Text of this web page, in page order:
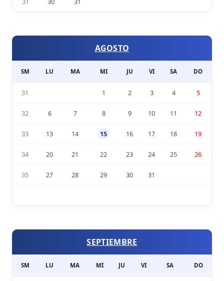
AGOSTO
SM LU MA MI JU VI SA DO
31 1 2 3 4 5
32 6 7 8 9 10 11 12
33 13 14 15 16 17 18 19
34 20 21 22 23 24 25 26
35 27 28 29 30 31
SEPTIEMBRE
SM LU MA MI JU VI SA DO